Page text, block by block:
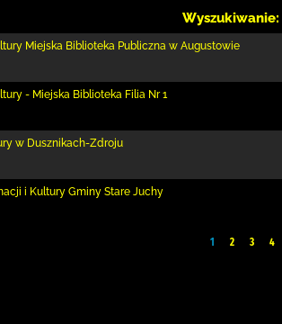
Wyszukiwanie:
Miejska Biblioteka Publiczna w Augustowie
- Miejska Biblioteka Filia Nr 1
w Dusznikach-Zdroju
i Kultury Gminy Stare Juchy
1 2 3 4